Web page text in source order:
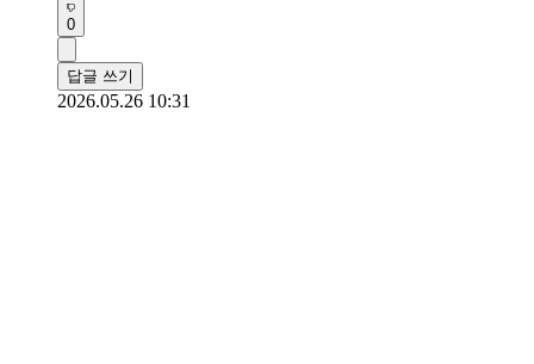
0
답글 쓰기
2026.05.26 10:31